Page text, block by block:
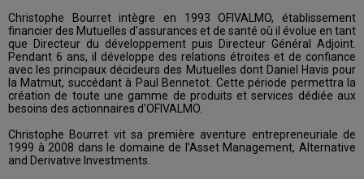
Christophe Bourret intègre en 1993 OFIVALMO, établissement
financier des Mutuelles d’assurances et de santé où il évolue en tant
que Directeur du développement puis Directeur Général Adjoint.
Pendant 6 ans, il développe des relations étroites et de confiance
avec les principaux décideurs des Mutuelles dont Daniel Havis pour
la Matmut, succédant à Paul Bennetot. Cette période permettra la
création de toute une gamme de produits et services dédiée aux
besoins des actionnaires d’OFIVALMO.
Christophe Bourret vit sa première aventure entrepreneuriale de
1999 à 2008 dans le domaine de l’Asset Management, Alternative
and Derivative Investments.